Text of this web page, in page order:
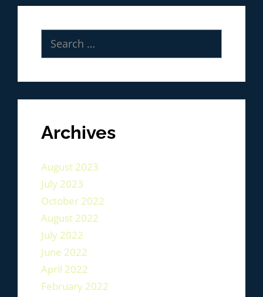
Archives
August 2023
July 2023
October 2022
August 2022
July 2022
June 2022
April 2022
February 2022